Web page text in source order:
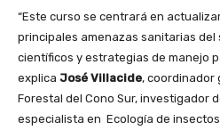
“Este curso se centrará en
principales amenazas sanitarias
científicos y estrategias de manejo
explica José Villacide, coordinador
Forestal del Cono Sur, investigador
especialista en Ecología de